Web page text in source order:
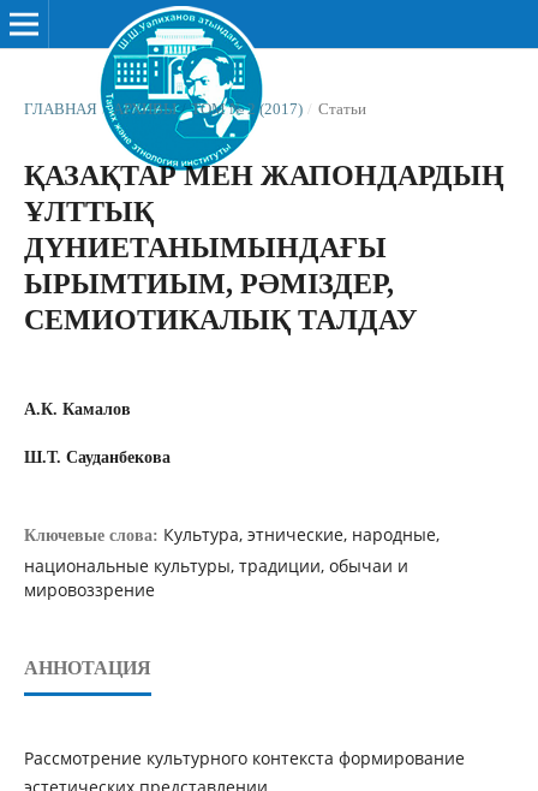
ГЛАВНАЯ / АРХИВЫ / ТОМ № 2 (2017) / Статьи
ҚАЗАҚТАР МЕН ЖАПОНДАРДЫҢ
ҰЛТТЫҚ
ДҮНИЕТАНЫМЫНДАҒЫ
ЫРЫМТИЫМ, РƏМІЗДЕР,
СЕМИОТИКАЛЫҚ ТАЛДАУ
А.К. Камалов
Ш.Т. Сауданбекова
Ключевые слова: Культура, этнические, народные,
национальные культуры, традиции, обычаи и
мировоззрение
АННОТАЦИЯ
Рассмотрение культурного контекста формирование